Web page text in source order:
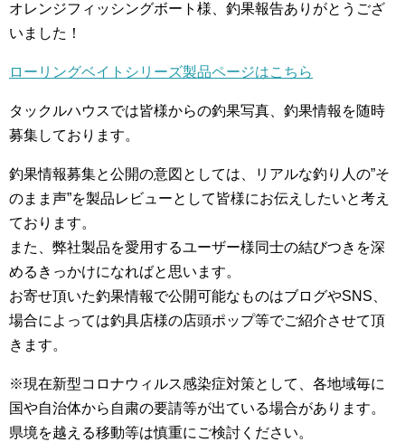
オレンジフィッシングボート様、釣果報告ありがとうござ
いました！
ローリングベイトシリーズ製品ページはこちら
タックルハウスでは皆様からの釣果写真、釣果情報を随時
募集しております。
釣果情報募集と公開の意図としては、リアルな釣り人の”そ
のまま声”を製品レビューとして皆様にお伝えしたいと考え
ております。
また、弊社製品を愛用するユーザー様同士の結びつきを深
めるきっかけになればと思います。
お寄せ頂いた釣果情報で公開可能なものはブログやSNS、
場合によっては釣具店様の店頭ポップ等でご紹介させて頂
きます。
※現在新型コロナウィルス感染症対策として、各地域毎に
国や自治体から自粛の要請等が出ている場合があります。
県境を越える移動等は慎重にご検討ください。